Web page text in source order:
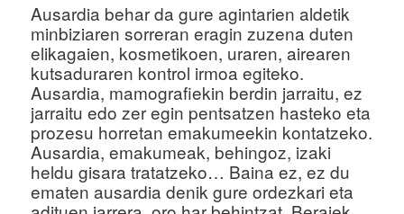
Ausardia behar da gure agintarien aldetik
minbiziaren sorreran eragin zuzena duten
elikagaien, kosmetikoen, uraren, airearen
kutsaduraren kontrol irmoa egiteko.
Ausardia, mamografiekin berdin jarraitu, ez
jarraitu edo zer egin pentsatzen hasteko eta
prozesu horretan emakumeekin kontatzeko.
Ausardia, emakumeak, behingoz, izaki
heldu gisara tratatzeko… Baina ez, ez du
ematen ausardia denik gure ordezkari eta